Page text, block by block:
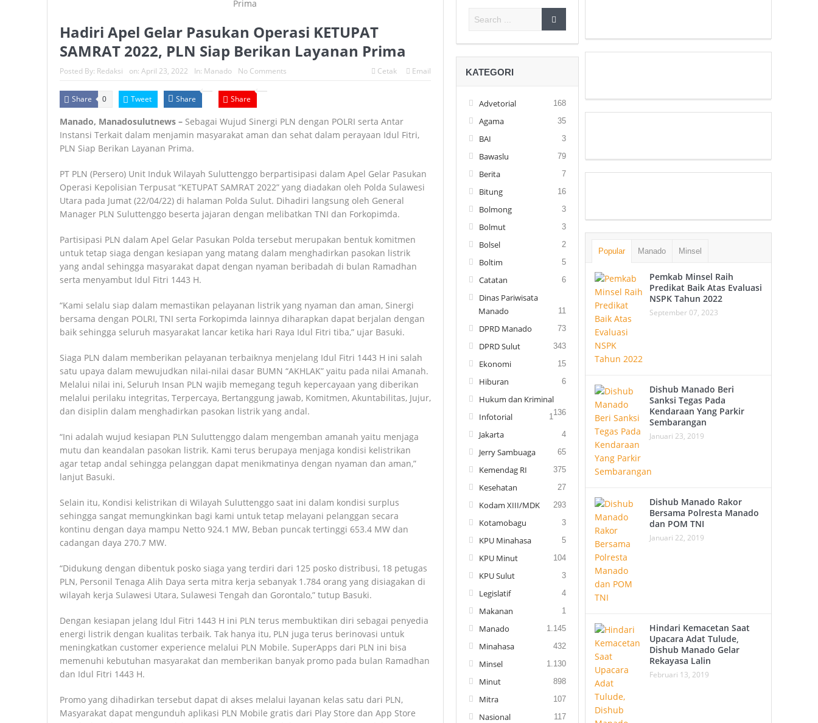
Hadiri Apel Gelar Pasukan Operasi KETUPAT
SAMRAT 2022, PLN Siap Berikan Layanan Prima
Posted By: Redaksi on: April 23, 2022 In: Manado No Comments Cetak Email
Share 0 Tweet Share Share
Manado, Manadosulutnews – Sebagai Wujud Sinergi PLN dengan POLRI serta Antar
Instansi Terkait dalam menjamin masyarakat aman dan sehat dalam perayaan Idul Fitri,
PLN Siap Berikan Layanan Prima.
PT PLN (Persero) Unit Induk Wilayah Suluttenggo berpartisipasi dalam Apel Gelar Pasukan
Operasi Kepolisian Terpusat “KETUPAT SAMRAT 2022” yang diadakan oleh Polda Sulawesi
Utara pada Jumat (22/04/22) di halaman Polda Sulut. Dihadiri langsung oleh General
Manager PLN Suluttenggo beserta jajaran dengan melibatkan TNI dan Forkopimda.
Partisipasi PLN dalam Apel Gelar Pasukan Polda tersebut merupakan bentuk komitmen
untuk tetap siaga dengan kesiapan yang matang dalam menghadirkan pasokan listrik
yang andal sehingga masyarakat dapat dengan nyaman beribadah di bulan Ramadhan
serta menyambut Idul Fitri 1443 H.
“Kami selalu siap dalam memastikan pelayanan listrik yang nyaman dan aman, Sinergi
bersama dengan POLRI, TNI serta Forkopimda lainnya diharapkan dapat berjalan dengan
baik sehingga seluruh masyarakat lancar ketika hari Raya Idul Fitri tiba,” ujar Basuki.
Siaga PLN dalam memberikan pelayanan terbaiknya menjelang Idul Fitri 1443 H ini salah
satu upaya dalam mewujudkan nilai-nilai dasar BUMN “AKHLAK” yaitu pada nilai Amanah.
Melalui nilai ini, Seluruh Insan PLN wajib memegang teguh kepercayaan yang diberikan
melalui perilaku integritas, Terpercaya, Bertanggung jawab, Komitmen, Akuntabilitas, Jujur,
dan disiplin dalam menghadirkan pasokan listrik yang andal.
“Ini adalah wujud kesiapan PLN Suluttenggo dalam mengemban amanah yaitu menjaga
mutu dan keandalan pasokan listrik. Kami terus berupaya menjaga kondisi kelistrikan
agar tetap andal sehingga pelanggan dapat menikmatinya dengan nyaman dan aman,”
lanjut Basuki.
Selain itu, Kondisi kelistrikan di Wilayah Suluttenggo saat ini dalam kondisi surplus
sehingga sangat memungkinkan bagi kami untuk tetap melayani pelanggan secara
kontinu dengan daya mampu Netto 924.1 MW, Beban puncak tertinggi 653.4 MW dan
cadangan daya 270.7 MW.
“Didukung dengan dibentuk posko siaga yang terdiri dari 125 posko distribusi, 18 petugas
PLN, Personil Tenaga Alih Daya serta mitra kerja sebanyak 1.784 orang yang disiagakan di
wilayah kerja Sulawesi Utara, Sulawesi Tengah dan Gorontalo,” tutup Basuki.
Dengan kesiapan jelang Idul Fitri 1443 H ini PLN terus membuktikan diri sebagai penyedia
energi listrik dengan kualitas terbaik. Tak hanya itu, PLN juga terus berinovasi untuk
meningkatkan customer experience melalui PLN Mobile. SuperApps dari PLN ini bisa
memenuhi kebutuhan masyarakat dan memberikan banyak promo pada bulan Ramadhan
dan Idul Fitri 1443 H.
Promo yang dihadirkan tersebut dapat di akses melalui layanan kelas satu dari PLN,
Masyarakat dapat mengunduh aplikasi PLN Mobile gratis dari Play Store dan App Store
KATEGORI
Advetorial 168
Agama 35
BAI 3
Bawaslu 79
Berita 7
Bitung 16
Bolmong 3
Bolmut 3
Bolsel 2
Boltim 5
Catatan 6
Dinas Pariwisata
Manado
11
DPRD Manado 73
DPRD Sulut 343
Ekonomi 15
Hiburan 6
Hukum dan Kriminal
136
Infotorial 1
Jakarta 4
Jerry Sambuaga 65
Kemendag RI 375
Kesehatan 27
Kodam XIII/MDK 293
Kotamobagu 3
KPU Minahasa 5
KPU Minut 104
KPU Sulut 3
Legislatif 4
Makanan 1
Manado 1.145
Minahasa 432
Minsel 1.130
Minut 898
Mitra 107
Nasional 117
Popular Manado Minsel
Pemkab Minsel Raih
Predikat Baik Atas Evaluasi
NSPK Tahun 2022
September 07, 2023
Dishub Manado Beri
Sanksi Tegas Pada
Kendaraan Yang Parkir
Sembarangan
Januari 23, 2019
Dishub Manado Rakor
Bersama Polresta Manado
dan POM TNI
Januari 22, 2019
Hindari Kemacetan Saat
Upacara Adat Tulude,
Dishub Manado Gelar
Rekayasa Lalin
Februari 13, 2019